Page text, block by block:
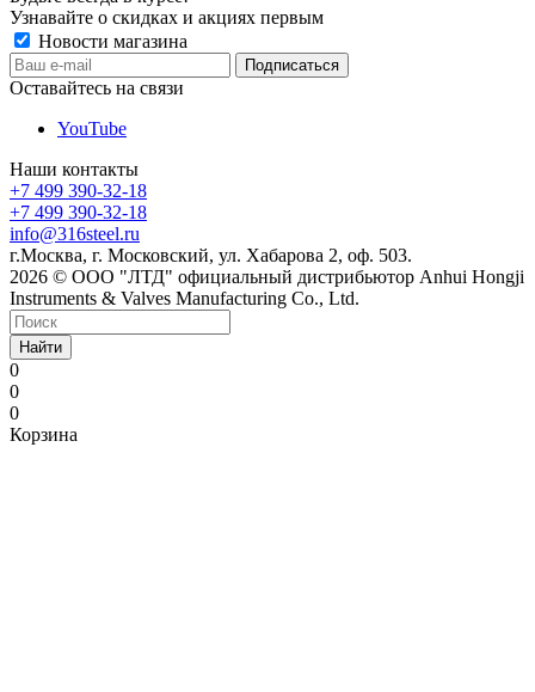
Узнавайте о скидках и акциях первым
Новости магазина
Оставайтесь на связи
YouTube
Наши контакты
+7 499 390-32-18
+7 499 390-32-18
info@316steel.ru
г.Москва, г. Московский, ул. Хабарова 2, оф. 503.
2026 © ООО "ЛТД" официальный дистрибьютор Anhui Hongji
Instruments & Valves Manufacturing Co., Ltd.
Найти
0
0
0
Корзина